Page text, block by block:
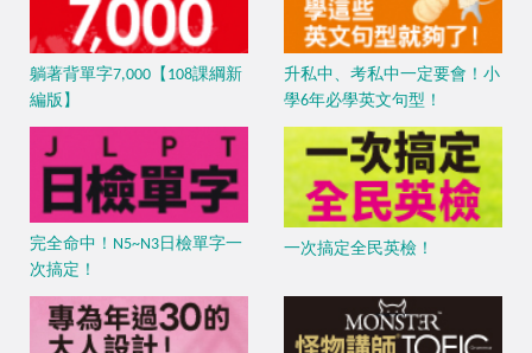
躺著背單字7,000【108課綱新
編版】
升私中、考私中一定要會！小
學6年必學英文句型！
完全命中！N5~N3日檢單字一
次搞定！
一次搞定全民英檢！